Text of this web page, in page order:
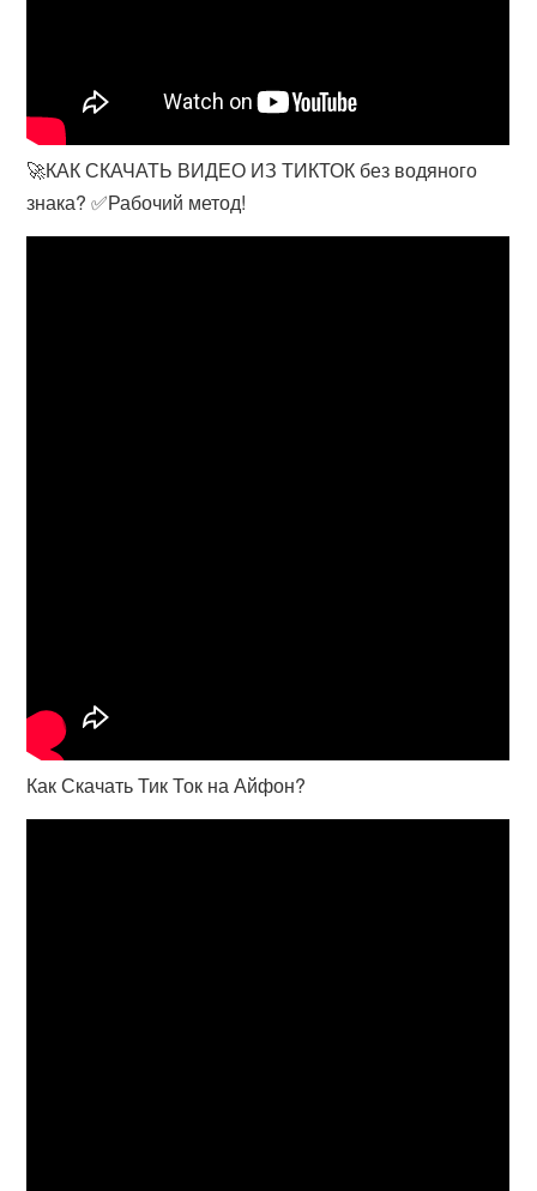
🚀КАК СКАЧАТЬ ВИДЕО ИЗ ТИКТОК без водяного
знака? ✅Рабочий метод!
Как Скачать Тик Ток на Айфон?